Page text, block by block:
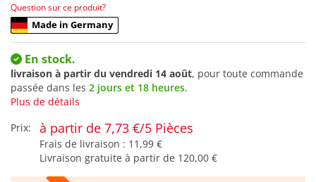
Question sur ce produit?
Made in Germany
En stock.
livraison à partir du vendredi 14 août, pour toute commande
passée dans les 2 jours et 18 heures.
Plus de détails
Prix:
à partir de 7,73 €/5 Pièces
Frais de livraison : 11,99 €
Livraison gratuite à partir de 120,00 €